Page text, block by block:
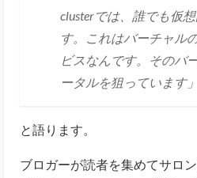
clusterでは、誰でも仮
す。これはバーチャル
ビスなんです。そのバ
ータルを狙っています」
と語ります。
ブロガーが読者を集めてサロ